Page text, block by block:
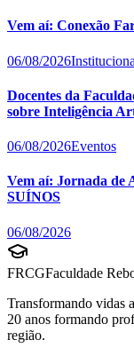
Vem aí: Conexão
06/08/2026
Docentes da
sobre Inteligência
06/08/2026Eventos
Vem aí: Jornada de
SUÍNOS
06/08/2026
FRCGFaculdade
Transformando vidas
20 anos formando
região.